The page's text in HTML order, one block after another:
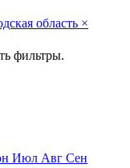
область ×
фильтры.
Июл Авг Сен